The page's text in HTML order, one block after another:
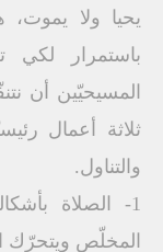
يحيا ولا
باستمرار
المسيحيّين أن
ثلاثة أعمال
والتناول.
1- الصلاة
المخلّص ويتحرّك